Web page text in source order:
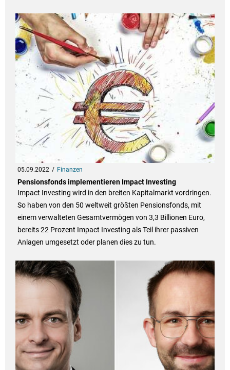
05.09.2022 Finanzen
Pensionsfonds implementieren Impact Investing
Impact Investing wird in den breiten Kapitalmarkt vordringen.
So haben von den 50 weltweit größten Pensionsfonds, mit
einem verwalteten Gesamtvermögen von 3,3 Billionen Euro,
bereits 22 Prozent Impact Investing als Teil ihrer passiven
Anlagen umgesetzt oder planen dies zu tun.